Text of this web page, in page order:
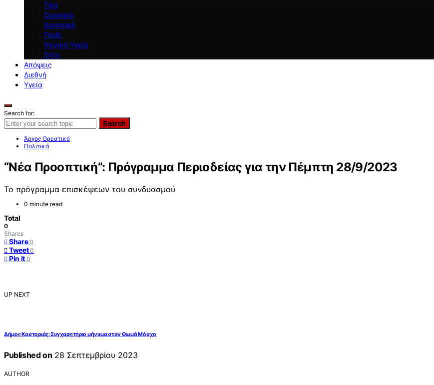
Tips
Ομορφιά
Διατροφή
Παιδί
Ψυχική Υγεία
Σπίτι
Απόψεις
Διεθνή
Υγεία
Search for:
Search
Άργος Ορεστικό
Πολιτικά
“Νέα Προοπτική”: Πρόγραμμα Περιοδείας για την Πέμπτη 28/9/2023
Το πρόγραμμα επισκέψεων του συνδυασμού
0 minute read
Total
0
Shares
Share 0
Tweet 0
Pin it 0
UP NEXT
Δήμος Καστοριάς: Συγχαρητήριο μήνυμα στον Θωμά Μόσχο
Published on 28 Σεπτεμβρίου 2023
AUTHOR